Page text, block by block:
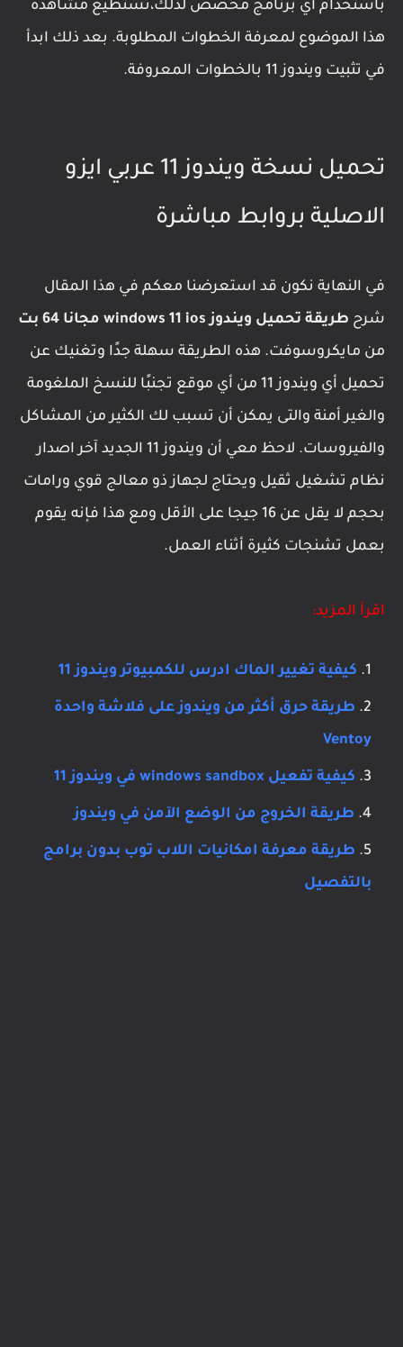
باستخدام أي برنامج مخصص لذلك،تستطيع مشاهدة
هذا الموضوع لمعرفة الخطوات المطلوبة. بعد ذلك ابدأ
في تثبيت ويندوز 11 بالخطوات المعروفة.
تحميل نسخة ويندوز 11 عربي ايزو
الاصلية بروابط مباشرة
في النهاية نكون قد استعرضنا معكم في هذا المقال
شرح طريقة تحميل ويندوز windows 11 ios مجانا 64 بت
من مايكروسوفت. هذه الطريقة سهلة جدًا وتغنيك عن
تحميل أي ويندوز 11 من أي موقع تجنبًا للنسخ الملغومة
والغير أمنة والتى يمكن أن تسبب لك الكثير من المشاكل
والفيروسات. لاحظ معي أن ويندوز 11 الجديد آخر اصدار
نظام تشغيل ثقيل ويحتاج لجهاز ذو معالج قوي ورامات
بحجم لا يقل عن 16 جيجا على الأقل ومع هذا فإنه يقوم
بعمل تشنجات كثيرة أثناء العمل.
اقرأ المزيد:
كيفية تغيير الماك ادرس للكمبيوتر ويندوز 11
طريقة حرق أكثر من ويندوز على فلاشة واحدة
Ventoy
كيفية تفعيل windows sandbox في ويندوز 11
طريقة الخروج من الوضع الآمن في ويندوز
طريقة معرفة امكانيات اللاب توب بدون برامج
بالتفصيل